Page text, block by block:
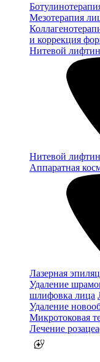
Мезотерапия
и коррекция
Нитевой
Нитевой
Аппаратная
Лазерная
Удаление
шлифовка лица
Удаление
Микротоковая
Лечение